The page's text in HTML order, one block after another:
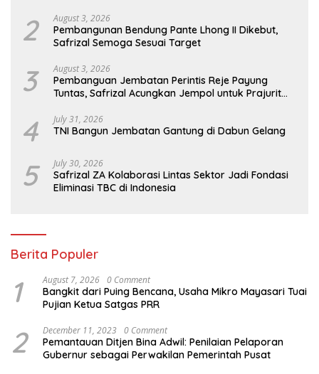
2 August 3, 2026
Pembangunan Bendung Pante Lhong II Dikebut,
Safrizal Semoga Sesuai Target
3 August 3, 2026
Pembanguan Jembatan Perintis Reje Payung
Tuntas, Safrizal Acungkan Jempol untuk Prajurit
4 July 31, 2026
TNI Bangun Jembatan Gantung di Dabun Gelang
5 July 30, 2026
Safrizal ZA Kolaborasi Lintas Sektor Jadi Fondasi
Eliminasi TBC di Indonesia
Berita Populer
1 August 7, 2026 0 Comment
Bangkit dari Puing Bencana, Usaha Mikro Mayasari Tuai
Pujian Ketua Satgas PRR
2 December 11, 2023 0 Comment
Pemantauan Ditjen Bina Adwil: Penilaian Pelaporan
Gubernur sebagai Perwakilan Pemerintah Pusat